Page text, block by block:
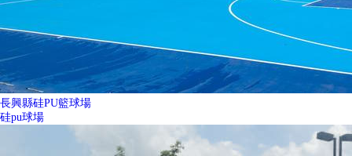
長興縣硅PU籃球場
硅pu球場